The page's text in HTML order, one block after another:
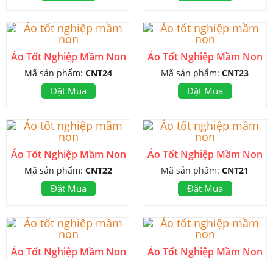
Áo Tốt Nghiệp Mầm Non
Mã sản phẩm: CNT24
Đặt Mua
Áo Tốt Nghiệp Mầm Non
Mã sản phẩm: CNT23
Đặt Mua
Áo Tốt Nghiệp Mầm Non
Mã sản phẩm: CNT22
Đặt Mua
Áo Tốt Nghiệp Mầm Non
Mã sản phẩm: CNT21
Đặt Mua
Áo Tốt Nghiệp Mầm Non Áo Tốt Nghiệp Mầm Non